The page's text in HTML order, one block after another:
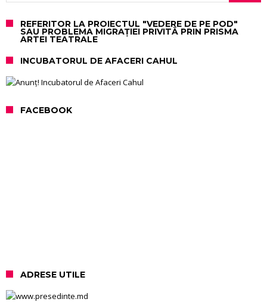
REFERITOR LA PROIECTUL "VEDERE DE PE POD"
SAU PROBLEMA MIGRAȚIEI PRIVITĂ PRIN PRISMA
ARTEI TEATRALE
INCUBATORUL DE AFACERI CAHUL
FACEBOOK
ADRESE UTILE